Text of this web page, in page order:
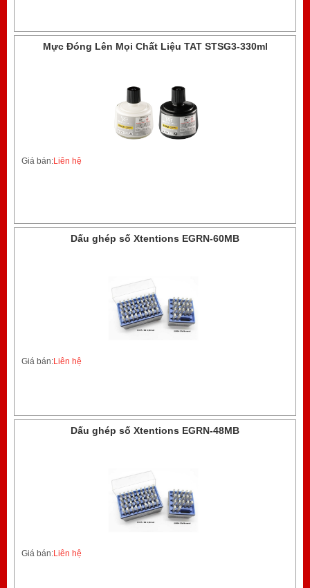
Mực Đóng Lên Mọi Chất Liệu TAT STSG3-330ml
Giá bán:Liên hệ
Dấu ghép số Xtentions EGRN-60MB
Giá bán:Liên hệ
Dấu ghép số Xtentions EGRN-48MB
Giá bán:Liên hệ